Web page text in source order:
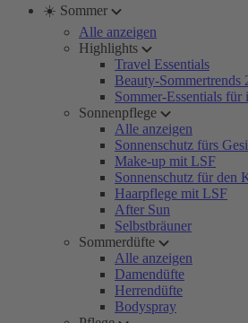
☀️ Sommer
Alle anzeigen
Highlights
Travel Essentials
Beauty-Sommertrends
Sommer-Essentials für
Sonnenpflege
Alle anzeigen
Sonnenschutz fürs
Make-up mit LSF
Sonnenschutz für den
Haarpflege mit LSF
After Sun
Selbstbräuner
Sommerdüfte
Alle anzeigen
Damendüfte
Herrendüfte
Bodyspray